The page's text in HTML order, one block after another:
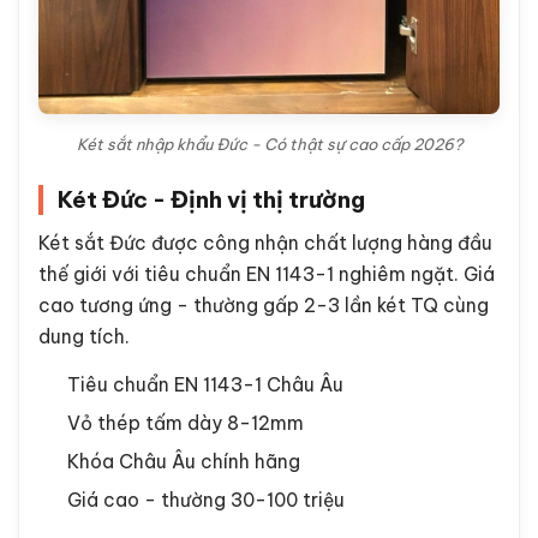
Két sắt nhập khẩu Đức - Có thật sự cao cấp 2026?
Két Đức - Định vị thị trường
Két sắt Đức được công nhận chất lượng hàng đầu
thế giới với tiêu chuẩn EN 1143-1 nghiêm ngặt. Giá
cao tương ứng - thường gấp 2-3 lần két TQ cùng
dung tích.
Tiêu chuẩn EN 1143-1 Châu Âu
Vỏ thép tấm dày 8-12mm
Khóa Châu Âu chính hãng
Giá cao - thường 30-100 triệu